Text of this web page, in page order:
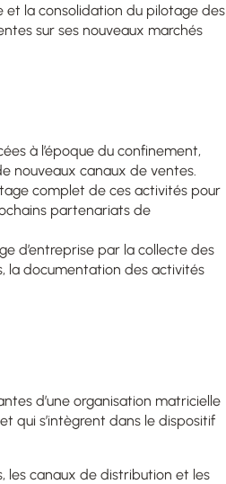
et la consolidation du pilotage des
sur ses nouveaux marchés
à l’époque du confinement,
nouveaux canaux de ventes.
complet de ces activités pour
partenariats de
d’entreprise par la collecte des
la documentation des activités
d’une organisation matricielle
qui s’intègrent dans le dispositif
les canaux de distribution et les